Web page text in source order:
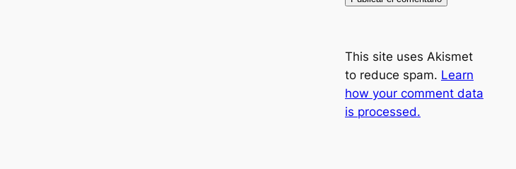
This site uses Akismet
to reduce spam. Learn
how your comment data
is processed.